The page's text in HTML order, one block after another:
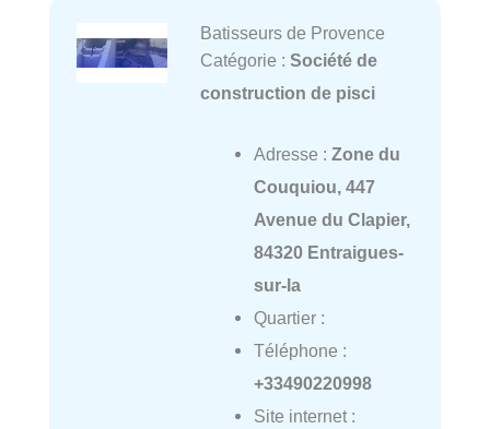
Batisseurs de Provence
Catégorie : Société de
construction de pisci
Adresse : Zone du
Couquiou, 447
Avenue du Clapier,
84320 Entraigues-
sur-la
Quartier :
Téléphone :
+33490220998
Site internet :